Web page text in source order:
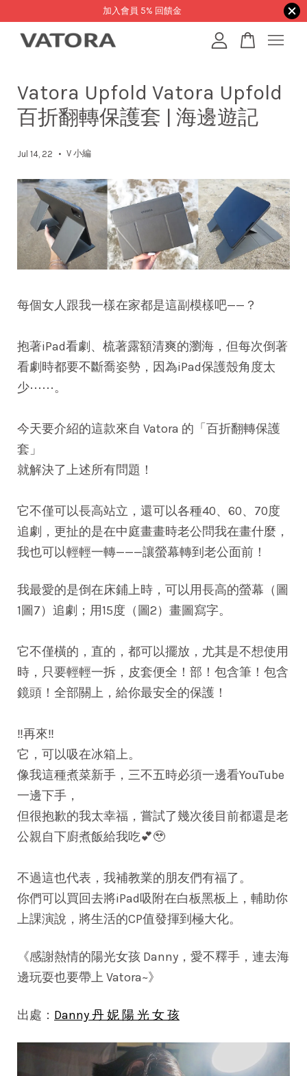
加入會員 5% 回饋金
Vatora Upfold Vatora Upfold
百折翻轉保護套 | 海邊遊記
Jul 14, 22 • V 小編
每個女人跟我一樣在家都是這副模樣吧——？
抱著iPad看劇、梳著露額清爽的瀏海，但每次倒著
看劇時都要不斷喬姿勢，因為iPad保護殼角度太
少⋯⋯。
今天要介紹的這款來自 Vatora 的「百折翻轉保護
套」
就解決了上述所有問題！
它不僅可以長高站立，還可以各種40、60、70度
追劇，更扯的是在中庭畫畫時老公問我在畫什麼，
我也可以輕輕一轉———讓螢幕轉到老公面前！
我最愛的是倒在床鋪上時，可以用長高的螢幕（圖
1圖7）追劇；用15度（圖2）畫圖寫字。
它不僅橫的，直的，都可以擺放，尤其是不想使用
時，只要輕輕一拆，皮套便全！部！包含筆！包含
鏡頭！全部關上，給你最安全的保護！
‼️再來‼️
它，可以吸在冰箱上。
像我這種煮菜新手，三不五時必須一邊看YouTube
一邊下手，
但很抱歉的我太幸福，嘗試了幾次後目前都還是老
公親自下廚煮飯給我吃💕🥹
不過這也代表，我補教業的朋友們有福了。
你們可以買回去將iPad吸附在白板黑板上，輔助你
上課演說，將生活的CP值發揮到極大化。
《感謝熱情的陽光女孩 Danny，愛不釋手，連去海
邊玩耍也要帶上 Vatora~》
出處： Danny 丹 妮 陽 光 女 孩
繼續購物